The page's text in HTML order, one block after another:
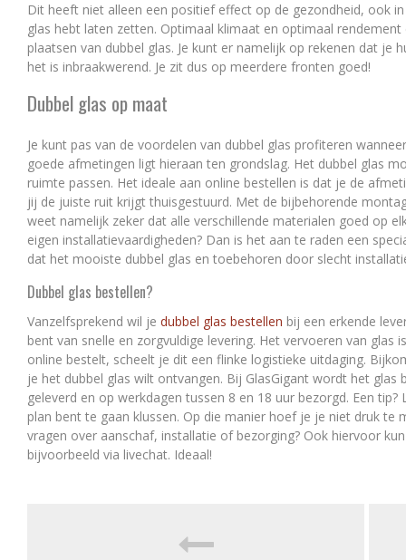
Dit heeft niet alleen een positief effect op de gezondheid, ook
glas hebt laten zetten. Optimaal klimaat en optimaal
plaatsen van dubbel glas. Je kunt er namelijk op rekenen dat je
het is inbraakwerend. Je zit dus op meerdere fronten goed!
Dubbel glas op maat
Je kunt pas van de voordelen van dubbel glas profiteren
goede afmetingen ligt hieraan ten grondslag. Het dubbel glas
ruimte passen. Het ideale aan online bestellen is dat je de
jij de juiste ruit krijgt thuisgestuurd. Met de bijbehorende
weet namelijk zeker dat alle verschillende materialen goed op
eigen installatievaardigheden? Dan is het aan te raden een
dat het mooiste dubbel glas en toebehoren door slecht
Dubbel glas bestellen?
Vanzelfsprekend wil je dubbel glas bestellen bij een erkende
bent van snelle en zorgvuldige levering. Het vervoeren van glas
online bestelt, scheelt je dit een flinke logistieke uitdaging.
je het dubbel glas wilt ontvangen. Bij GlasGigant wordt het
geleverd en op werkdagen tussen 8 en 18 uur bezorgd. Een
plan bent te gaan klussen. Op die manier hoef je je niet druk te
vragen over aanschaf, installatie of bezorging? Ook hiervoor
bijvoorbeeld via livechat. Ideaal!